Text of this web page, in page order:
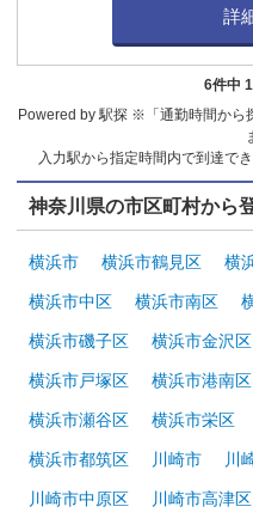
詳
6件中
Powered by 駅探 ※「通勤時間から
入力駅から指定時間内で到達で
神奈川県の市区町村から
横浜市 横浜市鶴見区 横
横浜市中区 横浜市南区
横浜市磯子区 横浜市金沢区
横浜市戸塚区 横浜市港南区
横浜市瀬谷区 横浜市栄区
横浜市都筑区 川崎市 川
川崎市中原区 川崎市高津区